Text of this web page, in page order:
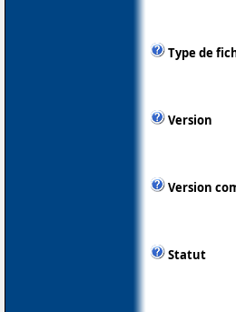
Type de
Version
Version
Statut